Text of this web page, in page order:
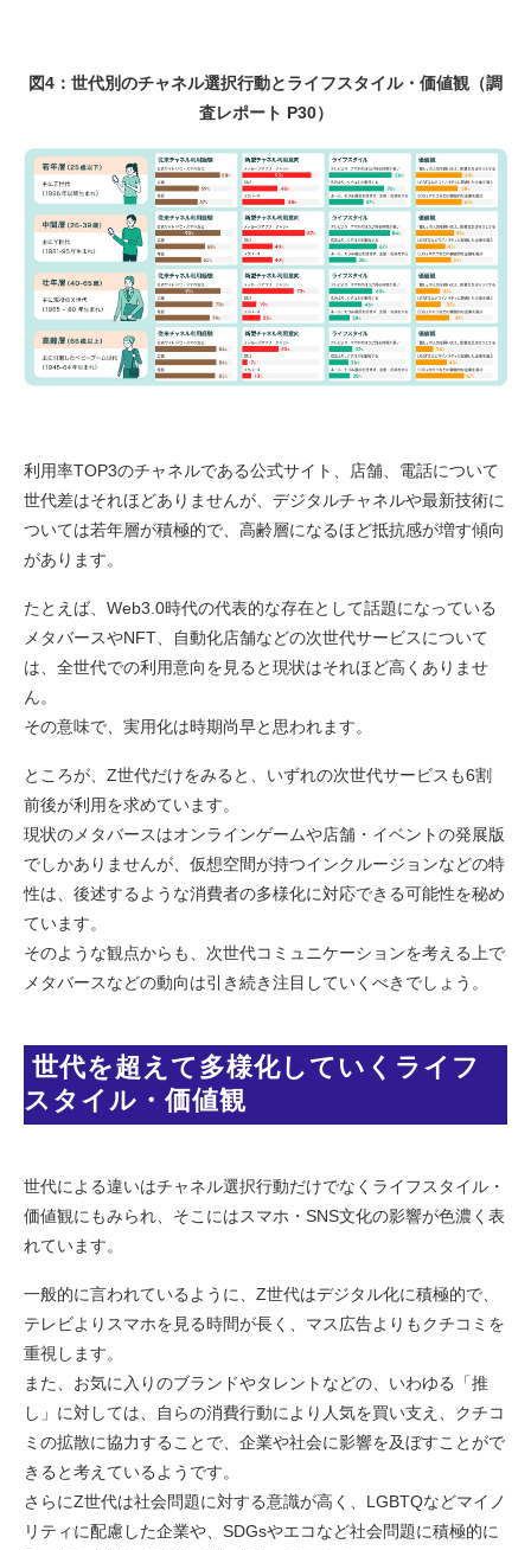
図4：世代別のチャネル選択行動とライフスタイル・価値観（調
査レポート P30）
利用率TOP3のチャネルである公式サイト、店舗、電話について
世代差はそれほどありませんが、デジタルチャネルや最新技術に
ついては若年層が積極的で、高齢層になるほど抵抗感が増す傾向
があります。
たとえば、Web3.0時代の代表的な存在として話題になっている
メタバースやNFT、自動化店舗などの次世代サービスについて
は、全世代での利用意向を見ると現状はそれほど高くありませ
ん。
その意味で、実用化は時期尚早と思われます。
ところが、Z世代だけをみると、いずれの次世代サービスも6割
前後が利用を求めています。
現状のメタバースはオンラインゲームや店舗・イベントの発展版
でしかありませんが、仮想空間が持つインクルージョンなどの特
性は、後述するような消費者の多様化に対応できる可能性を秘め
ています。
そのような観点からも、次世代コミュニケーションを考える上で
メタバースなどの動向は引き続き注目していくべきでしょう。
スタイル・価値観
世代による違いはチャネル選択行動だけでなくライフスタイル・
価値観にもみられ、そこにはスマホ・SNS文化の影響が色濃く表
れています。
一般的に言われているように、Z世代はデジタル化に積極的で、
テレビよりスマホを見る時間が長く、マス広告よりもクチコミを
重視します。
また、お気に入りのブランドやタレントなどの、いわゆる「推
し」に対しては、自らの消費行動により人気を買い支え、クチコ
ミの拡散に協力することで、企業や社会に影響を及ぼすことがで
きると考えているようです。
さらにZ世代は社会問題に対する意識が高く、LGBTQなどマイノ
リティに配慮した企業や、SDGsやエコなど社会問題に積極的に